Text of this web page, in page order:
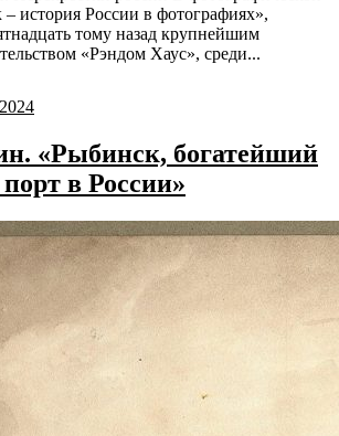
история России в фотографиях»,
тому назад крупнейшим
«Рэндом Хаус», среди...
«Рыбинск, богатейший
в России»